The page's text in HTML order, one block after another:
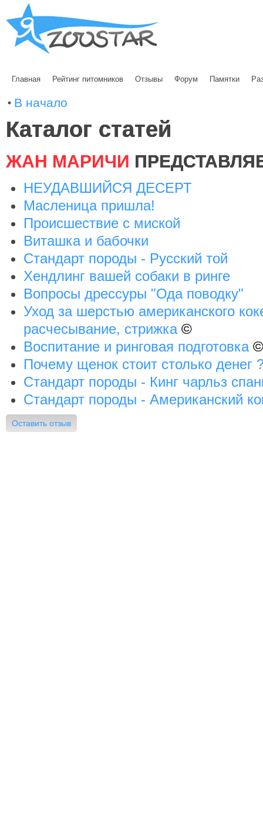
Главная Рейтинг питомников Отзывы Форум Памятки
В начало
Каталог статей
ЖАН МАРИЧИ
НЕУДАВШИЙСЯ ДЕСЕРТ
Масленица пришла!
Происшествие с миской
Виташка и бабочки
Стандарт породы - Русский той
Хендлинг вашей собаки в ринге
Вопросы дрессуры "Ода поводку"
Уход за шерстью американского
расчесывание, стрижка©
Воспитание и ринговая подготовка©
Почему щенок стоит столько денег
Стандарт породы - Кинг чарльз
Стандарт породы - Американский
Оставить отзыв